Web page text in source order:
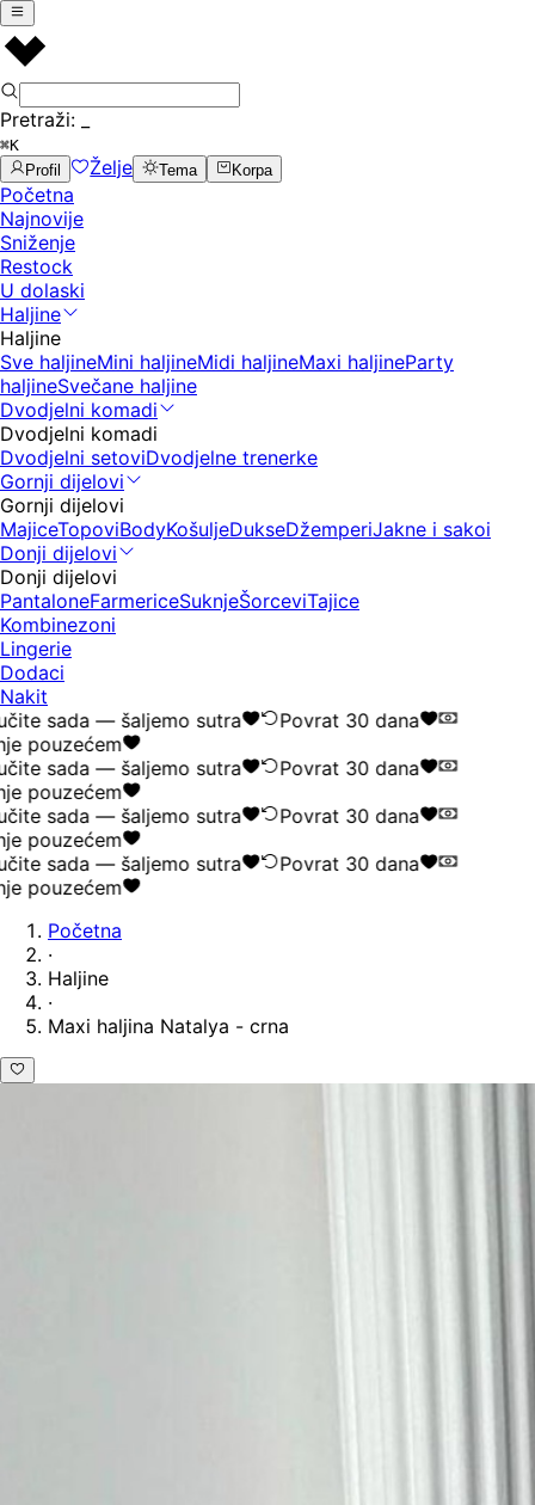
Pretraži:
⌘K
Profil
Želje Tema Korpa
Početna
Najnovije
Sniženje
Restock
U dolaski
Haljine
Haljine
Sve haljineMini haljineMidi haljineMaxi haljineParty
haljineSvečane haljine
Dvodjelni komadi
Dvodjelni komadi
Dvodjelni setoviDvodjelne trenerke
Gornji dijelovi
Gornji dijelovi
MajiceTopoviBodyKošuljeDukseDžemperiJakne i sakoi
Donji dijelovi
Donji dijelovi
PantaloneFarmericeSuknjeŠorceviTajice
Kombinezoni
Lingerie
Dodaci
Nakit
sada — šaljemo sutra
Povrat 30 dana
pouzećem
sada — šaljemo sutra
Povrat 30 dana
pouzećem
sada — šaljemo sutra
Povrat 30 dana
pouzećem
sada — šaljemo sutra
Povrat 30 dana
pouzećem
Početna
·
Haljine
·
Maxi haljina Natalya - crna